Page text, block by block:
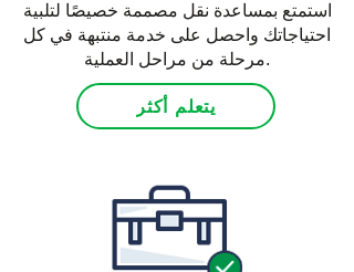
استمتع بمساعدة نقل مصممة خصيصًا لتلبية
احتياجاتك واحصل على خدمة منتبهة في كل
مرحلة من مراحل العملية.
يتعلم أكثر